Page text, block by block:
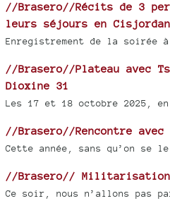
//Brasero//Récits de 3
leurs séjours en
Enregistrement de la soirée à
//Brasero//Plateau avec
Dioxine 31
Les 17 et 18 octobre 2025, en
//Brasero//Rencontre avec
Cette année, sans qu’on se
//Brasero// Militarisation
Ce soir, nous n’allons pas